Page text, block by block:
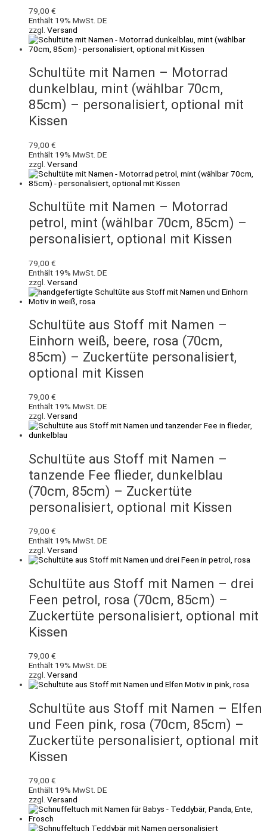
79,00 €
Enthält 19% MwSt. DE
zzgl. Versand
Schultüte mit Namen – Motorrad
dunkelblau, mint (wählbar 70cm,
85cm) – personalisiert, optional mit
Kissen
79,00 €
Enthält 19% MwSt. DE
zzgl. Versand
Schultüte mit Namen – Motorrad
petrol, mint (wählbar 70cm, 85cm) –
personalisiert, optional mit Kissen
79,00 €
Enthält 19% MwSt. DE
zzgl. Versand
Schultüte aus Stoff mit Namen –
Einhorn weiß, beere, rosa (70cm,
85cm) – Zuckertüte personalisiert,
optional mit Kissen
79,00 €
Enthält 19% MwSt. DE
zzgl. Versand
Schultüte aus Stoff mit Namen –
tanzende Fee flieder, dunkelblau
(70cm, 85cm) – Zuckertüte
personalisiert, optional mit Kissen
79,00 €
Enthält 19% MwSt. DE
zzgl. Versand
Schultüte aus Stoff mit Namen – drei
Feen petrol, rosa (70cm, 85cm) –
Zuckertüte personalisiert, optional mit
Kissen
79,00 €
Enthält 19% MwSt. DE
zzgl. Versand
Schultüte aus Stoff mit Namen – Elfen
und Feen pink, rosa (70cm, 85cm) –
Zuckertüte personalisiert, optional mit
Kissen
79,00 €
Enthält 19% MwSt. DE
zzgl. Versand